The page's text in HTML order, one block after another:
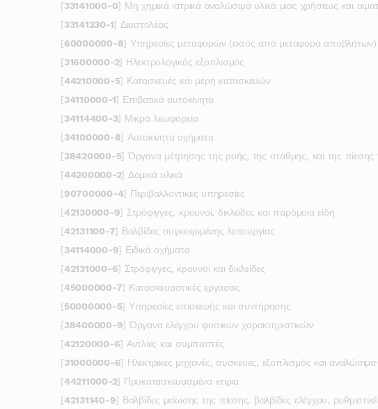
[33141000-0] Μη χημικά ιατρικά αναλώσιμα υλικά μιας χρήσεως και
[33141230-1] Διαστολέας
[60000000-8] Υπηρεσίες μεταφορών (εκτός από μεταφορά αποβλήτων)
[31600000-2] Ηλεκτρολογικός εξοπλισμός
[44210000-5] Κατασκευές και μέρη κατασκευών
[34110000-1] Επιβατικά αυτοκίνητα
[34114400-3] Μικρά λεωφορεία
[34100000-8] Αυτοκίνητα οχήματα
[38420000-5] Όργανα μέτρησης της ροής, της στάθμης, και της
[44200000-2] Δομικά υλικά
[90700000-4] Περιβαλλοντικές υπηρεσίες
[42130000-9] Στρόφιγγες, κρουνοί, δικλείδες και παρόμοια είδη
[42131100-7] Βαλβίδες συγκεκριμένης λειτουργίας
[34114000-9] Ειδικά οχήματα
[42131000-6] Στρόφιγγες, κρουνοί και δικλείδες
[45000000-7] Κατασκευαστικές εργασίες
[50000000-5] Υπηρεσίες επισκευής και συντήρησης
[38400000-9] Όργανα ελέγχου φυσικών χαρακτηριστικών
[42120000-6] Αντλίες και συμπιεστές
[31000000-6] Ηλεκτρικές μηχανές, συσκευές, εξοπλισμός και
[44211000-2] Προκατασκευασμένα κτίρια
[42131140-9] Βαλβίδες μείωσης της πίεσης, βαλβίδες ελέγχου,